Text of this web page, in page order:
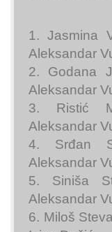
1. Jasmina
Aleksandar
2. Godana
Aleksandar
3. Ristić
Aleksandar
4. Srđan
Aleksandar
5. Siniša
Aleksandar
6. Miloš